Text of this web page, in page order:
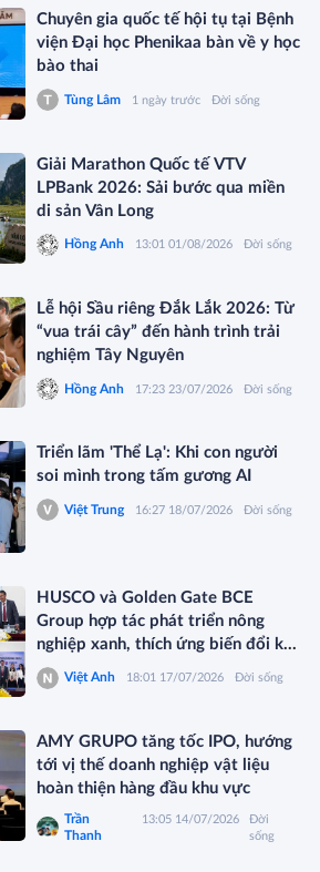
Chuyên gia quốc tế hội tụ tại Bệnh
viện Đại học Phenikaa bàn về y học
bào thai
Tùng Lâm 1 ngày trước Đời sống
Giải Marathon Quốc tế VTV
LPBank 2026: Sải bước qua miền
di sản Vân Long
Hồng Anh 13:01 01/08/2026 Đời sống
Lễ hội Sầu riêng Đắk Lắk 2026: Từ
“vua trái cây” đến hành trình trải
nghiệm Tây Nguyên
Hồng Anh 17:23 23/07/2026 Đời sống
Triển lãm 'Thể Lạ': Khi con người
soi mình trong tấm gương AI
Việt Trung 16:27 18/07/2026 Đời sống
HUSCO và Golden Gate BCE
Group hợp tác phát triển nông
nghiệp xanh, thích ứng biến đổi khí
hậu
Việt Anh 18:01 17/07/2026 Đời sống
AMY GRUPO tăng tốc IPO, hướng
tới vị thế doanh nghiệp vật liệu
hoàn thiện hàng đầu khu vực
Trần
Thanh
13:05 14/07/2026
Đời
sống